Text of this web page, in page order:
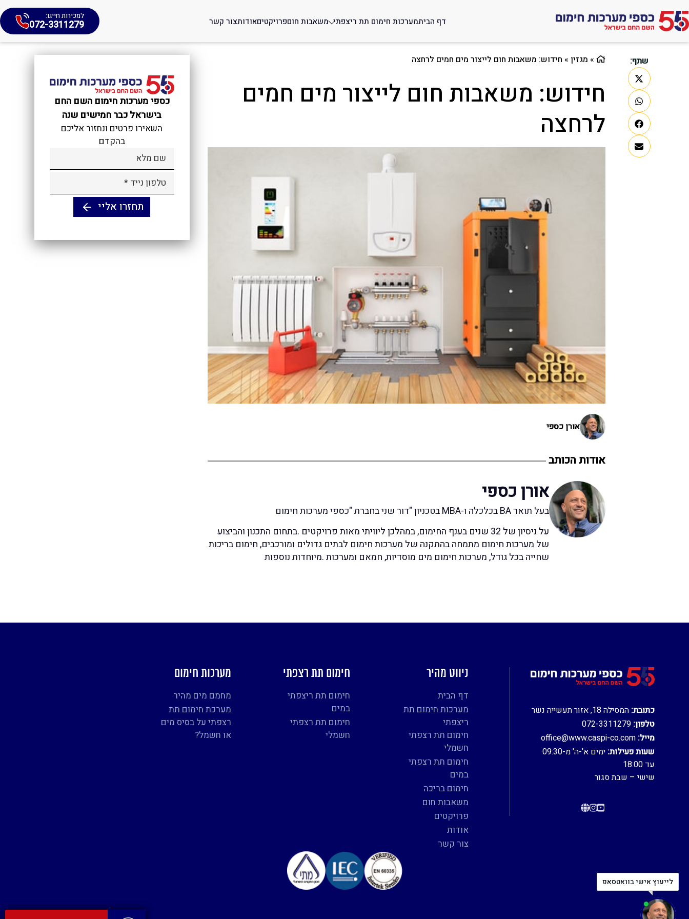
לתוכן
האתר
דף הביתמערכות חימום תת ריצפתי משאבות חוםפרויקטיםאודותצור קשר למכירות חייגו:
072-3311279
שתף: » מגזין » חידוש: משאבות חום לייצור מים חמים לרחצה
חידוש: משאבות חום לייצור מים חמים
לרחצה
אורן כספי
אודות הכותב
אורן כספי
בעל תואר BA בכלכלה ו-MBA בטכניון "דור שני בחברת "כספי מערכות חימום
על ניסיון של 32 שנים בענף החימום, במהלכן ליוויתי מאות פרויקטים .בתחום התכנון והביצוע
של מערכות חימום מתמחה בהתקנה של מערכות חימום לבתים גדולים ומורכבים, חימום בריכות
שחייה בכל גודל, מערכות חימום מים מוסדיות, חמאם ומערכות .מיוחדות נוספות
כספי מערכות חימום השם החם
בישראל כבר חמישים שנה
השאירו פרטים ונחזור אליכם
בהקדם
כתובת: המסילה 18, אזור תעשייה נשר
טלפון: 072-3311279
מייל: office@www.caspi-co.com
שעות פעילות:
ימים א'-ה' מ-09:30
עד 18:00
שישי – שבת סגור
ניווט מהיר
דף הבית
מערכות חימום תת
ריצפתי
חימום תת רצפתי
חשמלי
חימום תת רצפתי
במים
חימום בריכה
משאבות חום
פרויקטים
אודות
צור קשר
חימום תת רצפתי
חימום תת ריצפתי
במים
חימום תת רצפתי
חשמלי
מערכות חימום
מחמם מים מהיר
מערכת חימום תת
רצפתי על בסיס מים
או חשמל?
לייעוץ אישי בוואטסאפ